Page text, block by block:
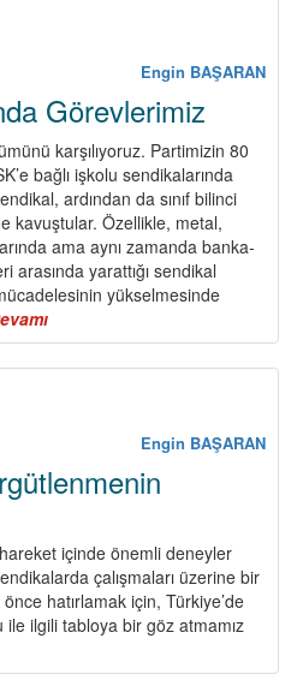
Engin BAŞARAN
Görevlerimiz
karşılıyoruz. Partimizin 80
bağlı işkolu sendikalarında
ardından da sınıf bilinci
kavuştular. Özellikle, metal,
ama aynı zamanda banka-
arasında yarattığı sendikal
yükselmesinde
DİSK’in
50.
Engin BAŞARAN
içinde önemli deneyler
çalışmaları üzerine bir
hatırlamak için, Türkiye’de
ilgili tabloya bir göz atmamız